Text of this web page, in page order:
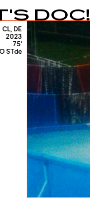
DOC!
CL, DE
2023
75'
STde